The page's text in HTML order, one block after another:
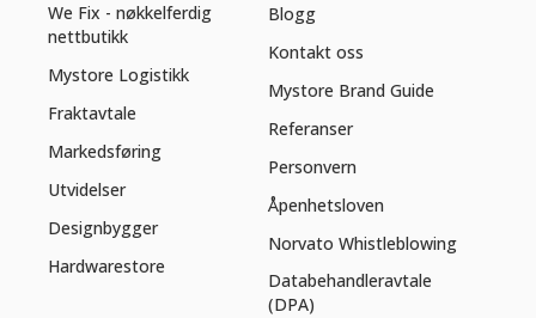
We Fix - nøkkelferdig
nettbutikk
Mystore Logistikk
Fraktavtale
Markedsføring
Utvidelser
Designbygger
Hardwarestore
Blogg
Kontakt oss
Mystore Brand Guide
Referanser
Personvern
Åpenhetsloven
Norvato Whistleblowing
Databehandleravtale
(DPA)